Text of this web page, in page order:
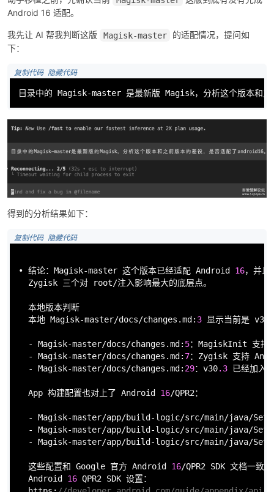
Android 16 适配。
我先让 AI 帮我判断这版 Magisk-master
的适配情况，提问如
下：
复制代码 隐藏代码
目录中的 Magisk-master 是最新版 Magisk，分析这个版本和
得到的分析结果如下：
复制代码 隐藏代码
• 结论：Magisk-master 这个版本已经适配 Android 16，并
Zygisk 三个对 root/注入影响最大的底层点。
本地版本判断
本地 Magisk-master/docs/changes.md: 3 显示当前是 v30
- Magisk-master/docs/changes.md: 5：MagiskInit 支
- Magisk-master/docs/changes.md: 7：Zygisk 支持
- Magisk-master/docs/changes.md: 29：v30.3 已经加
App 构建配置也对上了 Android 16/QPR2：
- Magisk-master/app/build-logic/src/main/java/
- Magisk-master/app/build-logic/src/main/java/
- Magisk-master/app/build-logic/src/main/java/
这些配置和 Google 官方 Android 16/QPR2 SDK 文档一致
Android 16 QPR2 SDK 设置：